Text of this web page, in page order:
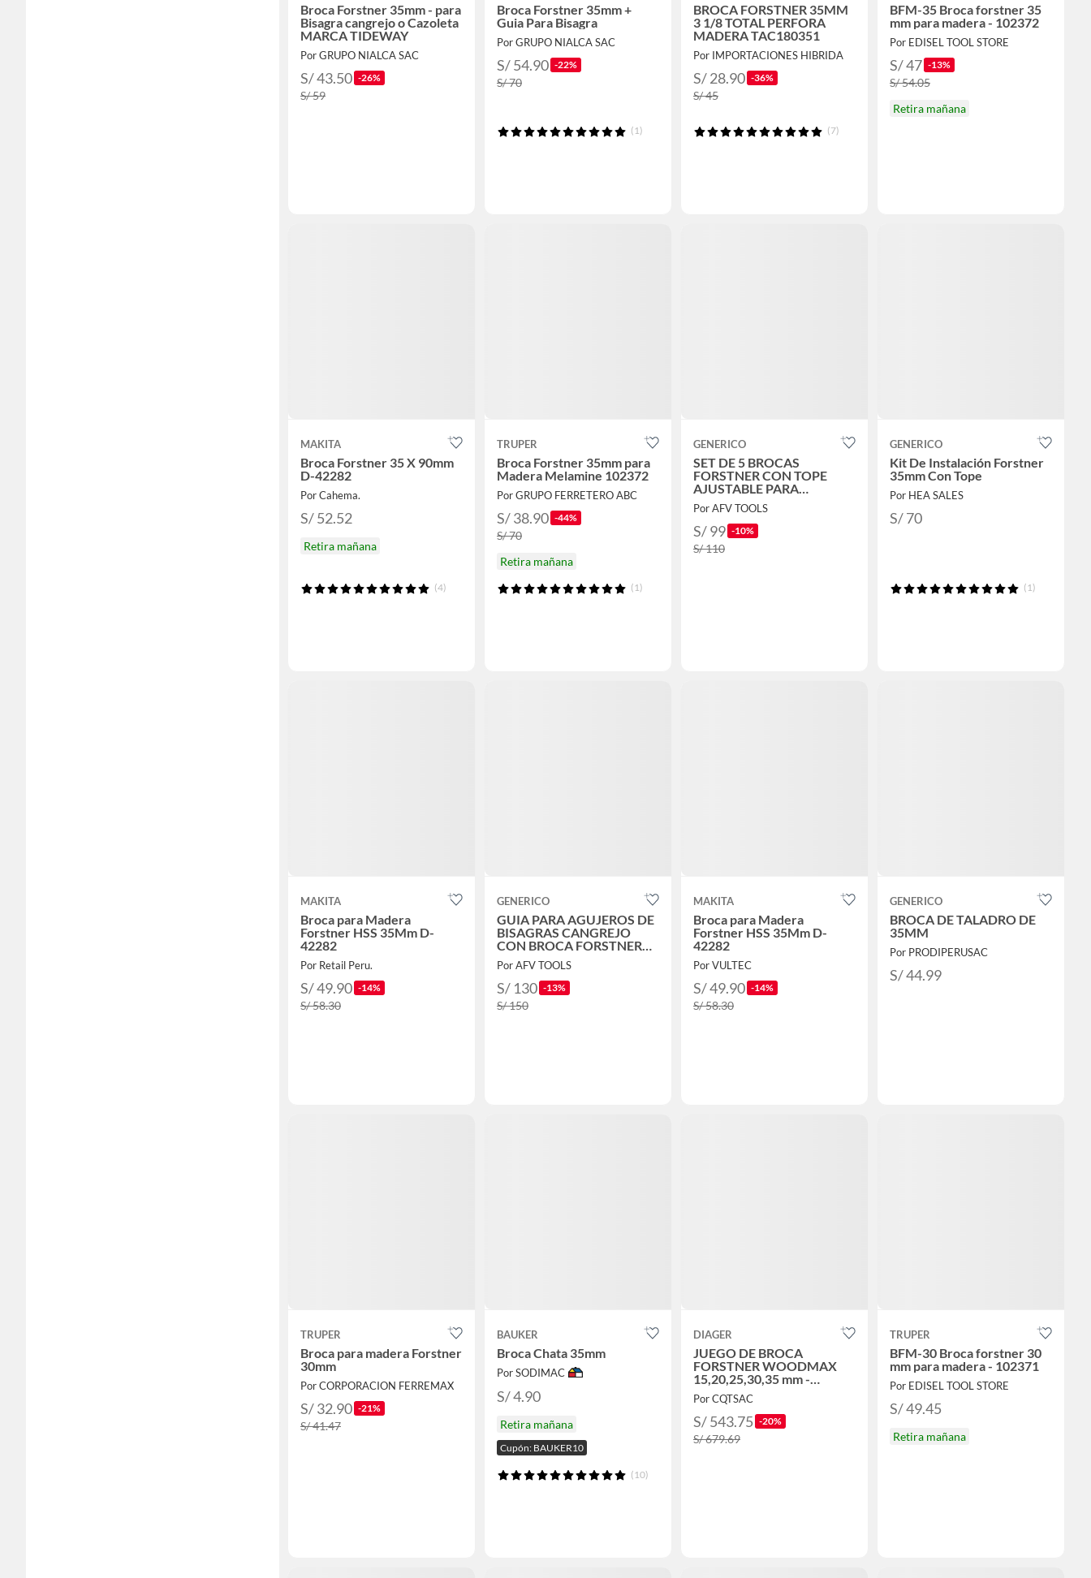
Broca Forstner 35mm - para
Bisagra cangrejo o Cazoleta
MARCA TIDEWAY
Por GRUPO NIALCA SAC
S/ 43.50 -26%
S/ 59
Broca Forstner 35mm +
Guia Para Bisagra
Por GRUPO NIALCA SAC
S/ 54.90 -22%
S/ 70
(1)
BROCA FORSTNER 35MM
3 1/8 TOTAL PERFORA
MADERA TAC180351
Por IMPORTACIONES HIBRIDA
S/ 28.90 -36%
S/ 45
(7)
BFM-35 Broca forstner 35
mm para madera - 102372
Por EDISEL TOOL STORE
S/ 47 -13%
S/ 54.05
Retira mañana
MAKITA
Broca Forstner 35 X 90mm
D-42282
Por Cahema.
S/ 52.52
Retira mañana
(4)
TRUPER
Broca Forstner 35mm para
Madera Melamine 102372
Por GRUPO FERRETERO ABC
S/ 38.90 -44%
S/ 70
Retira mañana
(1)
GENERICO
SET DE 5 BROCAS
FORSTNER CON TOPE
AJUSTABLE PARA
AGUJEROS DE 15 - 35MM
Por AFV TOOLS
S/ 99 -10%
S/ 110
GENERICO
Kit De Instalación Forstner
35mm Con Tope
Por HEA SALES
S/ 70
(1)
MAKITA
Broca para Madera
Forstner HSS 35Mm D-
42282
Por Retail Peru.
S/ 49.90 -14%
S/ 58.30
GENERICO
GUIA PARA AGUJEROS DE
BISAGRAS CANGREJO
CON BROCA FORSTNER
DE 35MM
Por AFV TOOLS
S/ 130 -13%
S/ 150
MAKITA
Broca para Madera
Forstner HSS 35Mm D-
42282
Por VULTEC
S/ 49.90 -14%
S/ 58.30
GENERICO
BROCA DE TALADRO DE
35MM
Por PRODIPERUSAC
S/ 44.99
TRUPER
Broca para madera Forstner
30mm
Por CORPORACION FERREMAX
S/ 32.90 -21%
S/ 41.47
BAUKER
Broca Chata 35mm
Por SODIMAC
S/ 4.90
Retira mañana
Cupón: BAUKER10
(10)
DIAGER
JUEGO DE BROCA
FORSTNER WOODMAX
15,20,25,30,35 mm -
DIA940D
Por CQTSAC
S/ 543.75 -20%
S/ 679.69
TRUPER
BFM-30 Broca forstner 30
mm para madera - 102371
Por EDISEL TOOL STORE
S/ 49.45
Retira mañana